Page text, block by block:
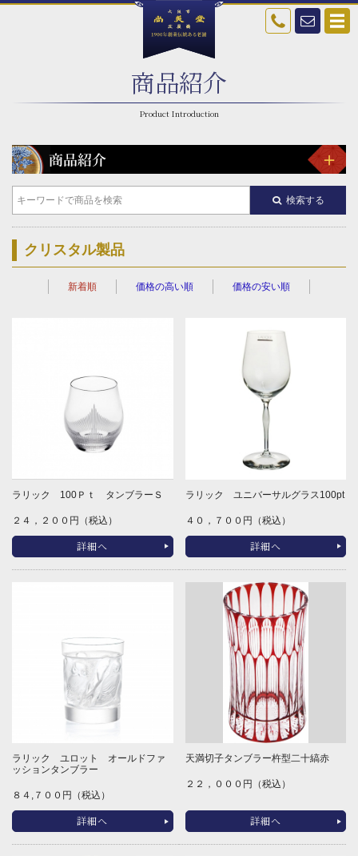
商品紹介
クリスタル製品
検索する
新着順 価格の高い順 価格の安い順
ラリック 100Ｐｔ タンブラーＳ
２４，２００円（税込）
詳細へ
ラリック ユニバーサルグラス100pt
４０，７００円（税込）
詳細へ
ラリック ユロット オールドファ
ッションタンブラー
８４,７００円（税込）
詳細へ
天満切子タンブラー杵型二十縞赤
２２，０００円（税込）
詳細へ